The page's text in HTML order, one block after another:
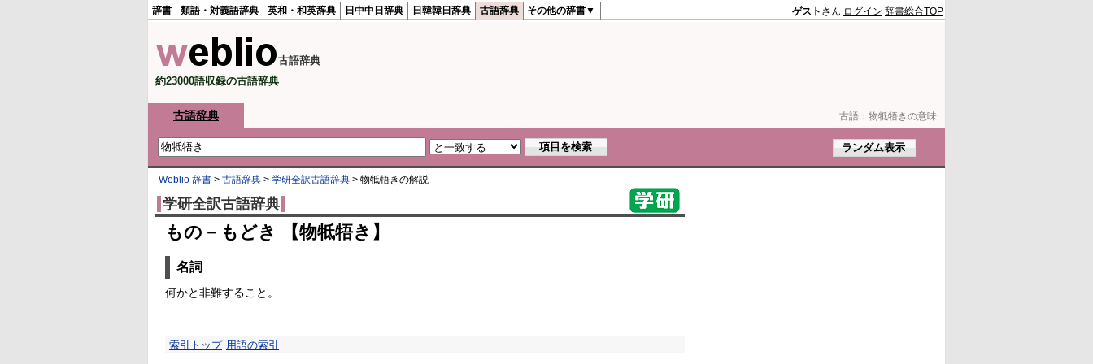
古語： 物牴牾きの意味
辞書 類語・対義語辞典 英和・和英辞典 日中中日辞典 日韓韓日辞典 古語辞典 その他の辞書▼ ゲスト さん ログイン 辞書総合TOP
古語辞典
約23000語収録の古語辞典
古語辞典
Weblio 辞書 > 古語辞典 > 学研全訳古語辞典 > 物牴牾きの解説
学研全訳古語辞典
もの－もどき 【物牴牾き】
名詞
何かと非難すること。
索引トップ 用語の索引